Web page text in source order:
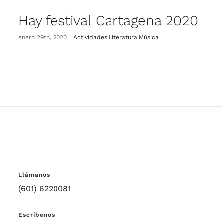
Hay festival Cartagena 2020
enero 29th, 2020 | Actividades|Literatura|Música
Llámanos
(601) 6220081
Escríbenos